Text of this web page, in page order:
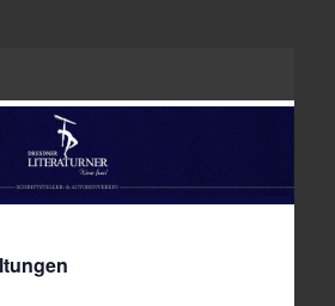
& Autorenverein